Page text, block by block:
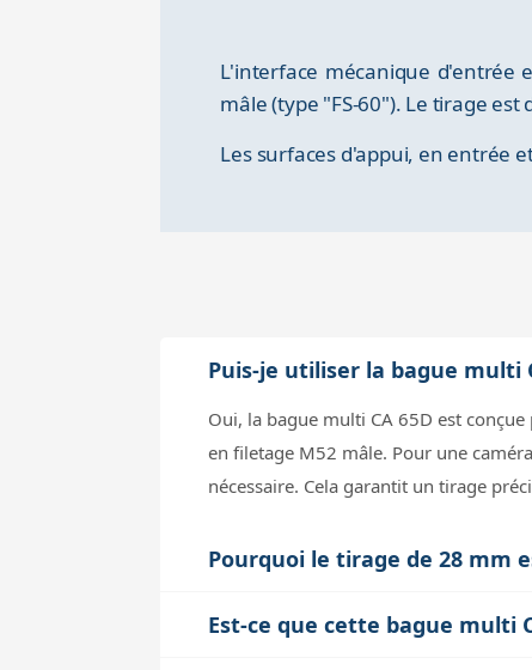
L'interface mécanique d'entrée
mâle (type "FS-60"). Le tirage est
Les surfaces d'appui, en entrée
Puis-je utiliser la bague multi
Oui, la bague multi CA 65D est
en filetage M52 mâle. Pour une
nécessaire. Cela garantit un tirage
Pourquoi le tirage de 28 mm
flattener. Ce tirage est crucial pour
Est-ce que cette bague multi